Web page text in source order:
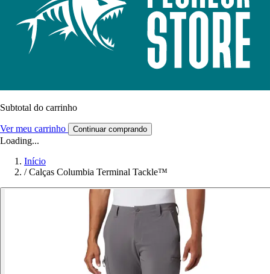
Subtotal do carrinho
Ver meu carrinho Continuar comprando
Loading...
Início
/ Calças Columbia Terminal Tackle™